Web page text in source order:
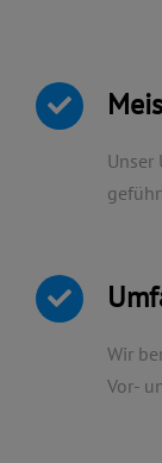
Unser
Wir
Vor-